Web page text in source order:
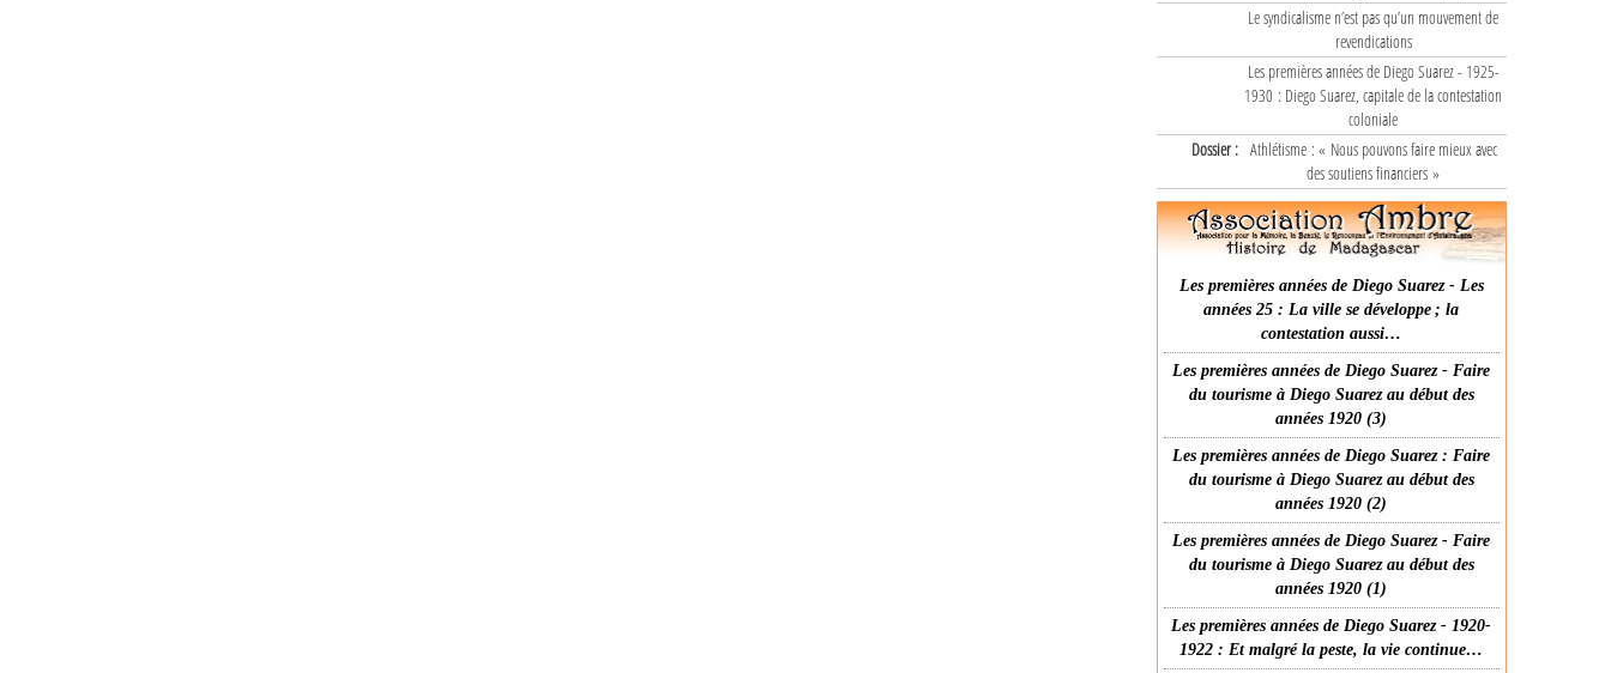
Le syndicalisme n’est pas qu’un mouvement de
revendications
Les premières années de Diego Suarez - 1925-
1930 : Diego Suarez, capitale de la contestation
coloniale
Dossier : Athlétisme : « Nous pouvons faire mieux avec
des soutiens financiers »
Les premières années de Diego Suarez - Les
années 25 : La ville se développe ; la
contestation aussi…
Les premières années de Diego Suarez - Faire
du tourisme à Diego Suarez au début des
années 1920 (3)
Les premières années de Diego Suarez : Faire
du tourisme à Diego Suarez au début des
années 1920 (2)
Les premières années de Diego Suarez - Faire
du tourisme à Diego Suarez au début des
années 1920 (1)
Les premières années de Diego Suarez - 1920-
1922 : Et malgré la peste, la vie continue…